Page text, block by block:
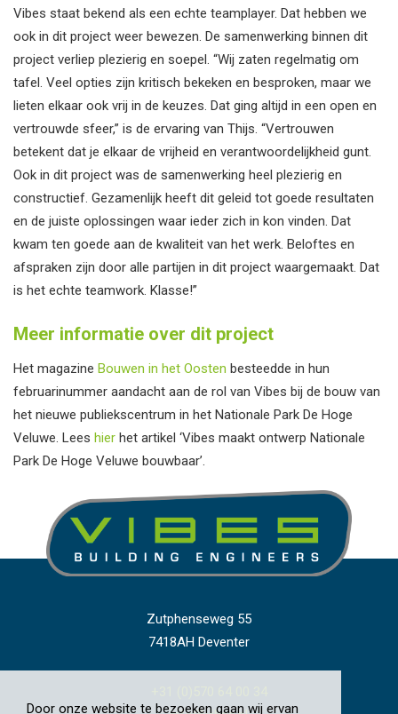
Door onze website te bezoeken gaan wij ervan
Vibes staat bekend als een echte teamplayer. Dat hebben we
ook in dit project weer bewezen. De samenwerking binnen dit
project verliep plezierig en soepel. “Wij zaten regelmatig om
tafel. Veel opties zijn kritisch bekeken en besproken, maar we
lieten elkaar ook vrij in de keuzes. Dat ging altijd in een open en
vertrouwde sfeer,” is de ervaring van Thijs. “Vertrouwen
betekent dat je elkaar de vrijheid en verantwoordelijkheid gunt.
Ook in dit project was de samenwerking heel plezierig en
constructief. Gezamenlijk heeft dit geleid tot goede resultaten
en de juiste oplossingen waar ieder zich in kon vinden. Dat
kwam ten goede aan de kwaliteit van het werk. Beloftes en
afspraken zijn door alle partijen in dit project waargemaakt. Dat
is het echte teamwork. Klasse!”
Meer informatie over dit project
Het magazine Bouwen in het Oosten besteedde in hun
februarinummer aandacht aan de rol van Vibes bij de bouw van
het nieuwe publiekscentrum in het Nationale Park De Hoge
Veluwe. Lees hier het artikel ‘Vibes maakt ontwerp Nationale
Park De Hoge Veluwe bouwbaar’.
Zutphenseweg 55
7418AH Deventer